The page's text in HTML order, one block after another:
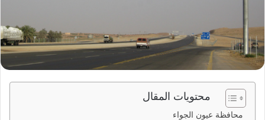
ر
ن
ي
ا
محتويات المقال
محافظة عيون الجواء